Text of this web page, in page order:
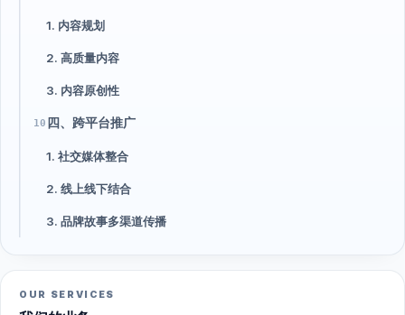
1. 内容规划
2. 高质量内容
3. 内容原创性
10 四、跨平台推广
1. 社交媒体整合
2. 线上线下结合
3. 品牌故事多渠道传播
OUR SERVICES